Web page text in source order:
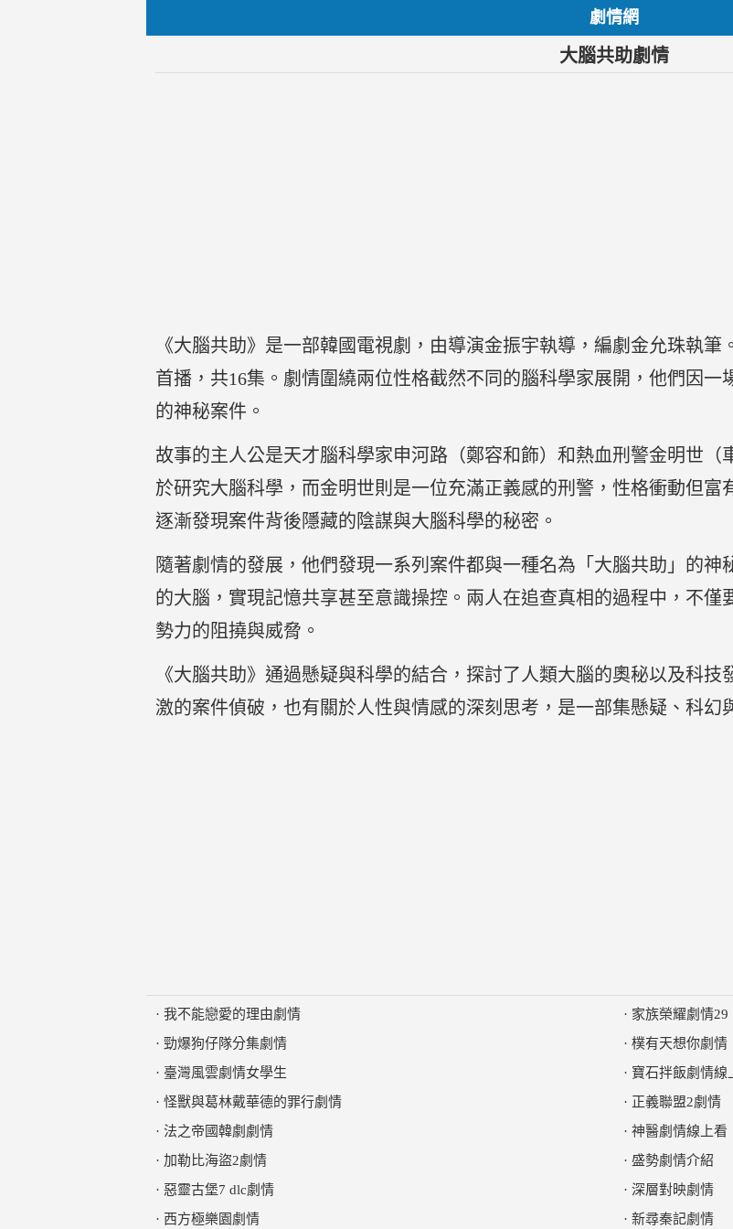
劇情網
大腦共助劇情
《大腦共助》是一部韓國電視劇，由導演金振宇執導，編劇金允珠執筆
首播，共16集。劇情圍繞兩位性格截然不同的腦科學家展開，他們因
的神秘案件。
故事的主人公是天才腦科學家申河路（鄭容和飾）和熱血刑警金明世
於研究大腦科學，而金明世則是一位充滿正義感的刑警，性格衝動但
逐漸發現案件背後隱藏的陰謀與大腦科學的秘密。
隨著劇情的發展，他們發現一系列案件都與一種名為「大腦共助」的
的大腦，實現記憶共享甚至意識操控。兩人在追查真相的過程中，不
勢力的阻撓與威脅。
《大腦共助》通過懸疑與科學的結合，探討了人類大腦的奧秘以及科
激的案件偵破，也有關於人性與情感的深刻思考，是一部集懸疑、科幻
· 我不能戀愛的理由劇情
· 勁爆狗仔隊分集劇情
· 臺灣風雲劇情女學生
· 怪獸與葛林戴華德的罪行劇情
· 法之帝國韓劇劇情
· 加勒比海盜2劇情
· 惡靈古堡7 dlc劇情
· 西方極樂園劇情
· 家族榮耀劇情29
· 樸有天想你劇情
· 寶石拌飯劇情線
· 正義聯盟2劇情
· 神醫劇情線上看
· 盛勢劇情介紹
· 深層對映劇情
· 新尋秦記劇情